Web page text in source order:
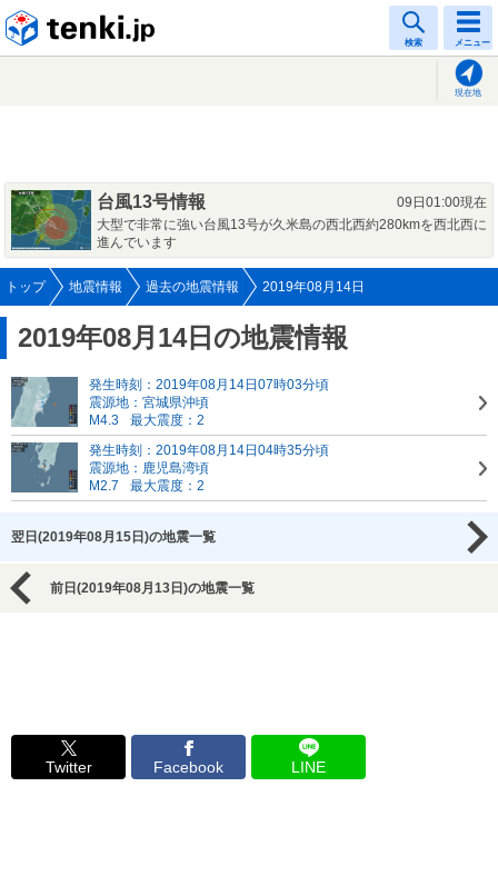
検索 メニュー
現在地
台風13号情報
09日01:00現在
大型で非常に強い台風13号が久米島の西北西約280kmを西北西に
進んでいます
トップ 地震情報 過去の地震情報 2019年08月14日
2019年08月14日の地震情報
発生時刻：2019年08月14日07時03分頃
震源地：宮城県沖頃
M4.3
最大震度：2
発生時刻：2019年08月14日04時35分頃
震源地：鹿児島湾頃
M2.7
最大震度：2
翌日(2019年08月15日)の地震一覧
前日(2019年08月13日)の地震一覧
Twitter Facebook LINE